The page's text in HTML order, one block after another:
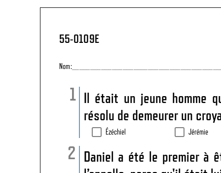
55-0109E
Il était un jeune homme
résolu de demeurer un
Ézéchiel Jérémie
Daniel a été le premier à